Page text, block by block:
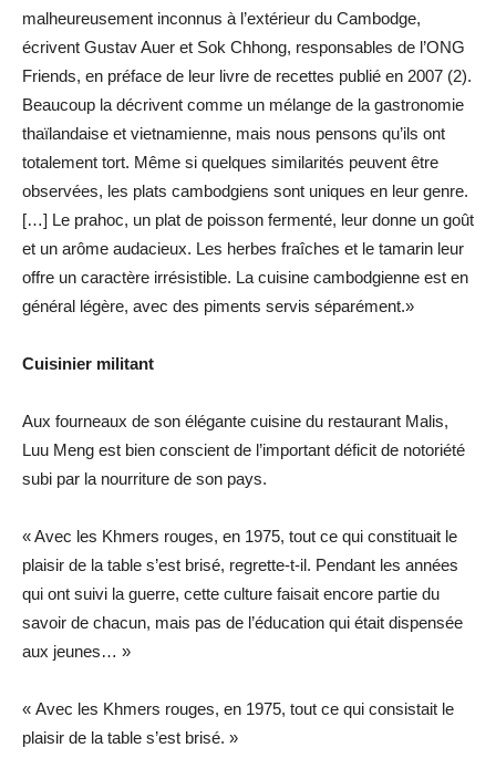
malheureusement inconnus à l’extérieur du Cambodge,
écrivent Gustav Auer et Sok Chhong, responsables de l’ONG
Friends, en préface de leur livre de recettes publié en 2007 (2).
Beaucoup la décrivent comme un mélange de la gastronomie
thaïlandaise et vietnamienne, mais nous pensons qu’ils ont
totalement tort. Même si quelques similarités peuvent être
observées, les plats cambodgiens sont uniques en leur genre.
[…] Le prahoc, un plat de poisson fermenté, leur donne un goût
et un arôme audacieux. Les herbes fraîches et le tamarin leur
offre un caractère irrésistible. La cuisine cambodgienne est en
général légère, avec des piments servis séparément.»
Cuisinier militant
Aux fourneaux de son élégante cuisine du restaurant Malis,
Luu Meng est bien conscient de l’important déficit de notoriété
subi par la nourriture de son pays.
« Avec les Khmers rouges, en 1975, tout ce qui constituait le
plaisir de la table s’est brisé, regrette-t-il. Pendant les années
qui ont suivi la guerre, cette culture faisait encore partie du
savoir de chacun, mais pas de l’éducation qui était dispensée
aux jeunes… »
« Avec les Khmers rouges, en 1975, tout ce qui consistait le
plaisir de la table s’est brisé. »